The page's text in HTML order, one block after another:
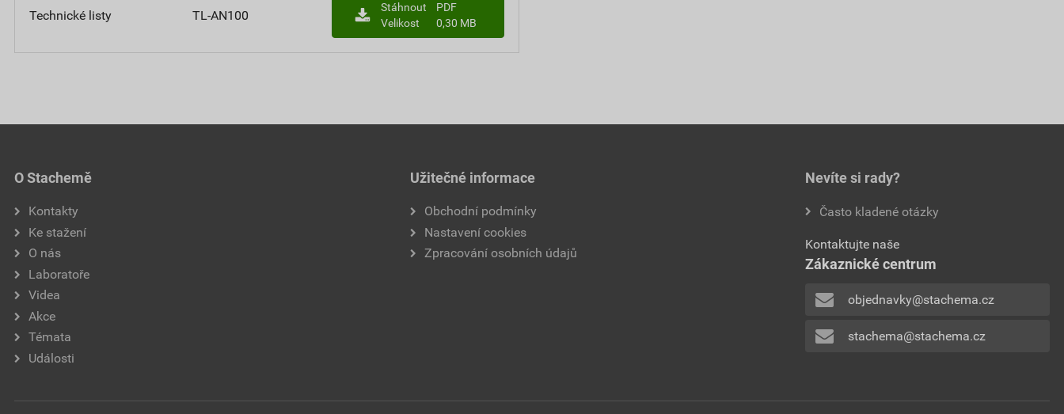
Technické listy TL-AN100
Stáhnout
PDF
Velikost
0,30 MB
O Stachemě
Kontakty
Ke stažení
O nás
Laboratoře
Videa
Akce
Témata
Události
Užitečné informace
Obchodní podmínky
Nastavení cookies
Zpracování osobních údajů
Nevíte si rady?
Často kladené otázky
Kontaktujte naše
Zákaznické centrum
objednavky@stachema.cz
stachema@stachema.cz